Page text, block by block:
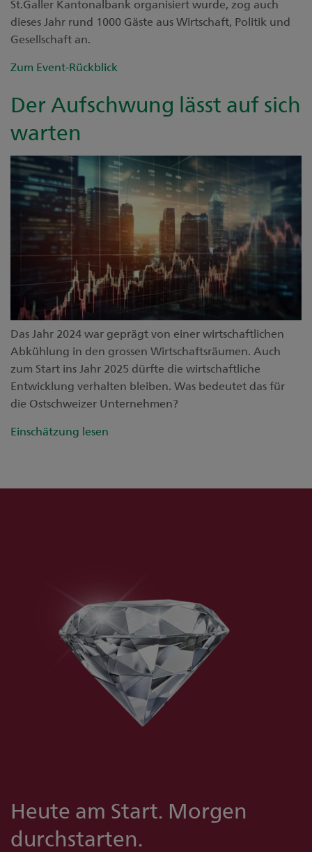
St.Galler Kantonalbank organisiert wurde, zog auch
dieses Jahr rund 1000 Gäste aus Wirtschaft, Politik und
Gesellschaft an.
Zum Event-Rückblick
Der Aufschwung lässt auf sich
warten
Das Jahr 2024 war geprägt von einer wirtschaftlichen
Abkühlung in den grossen Wirtschaftsräumen. Auch
zum Start ins Jahr 2025 dürfte die wirtschaftliche
Entwicklung verhalten bleiben. Was bedeutet das für
die Ostschweizer Unternehmen?
Einschätzung lesen
Heute am Start. Morgen
durchstarten.